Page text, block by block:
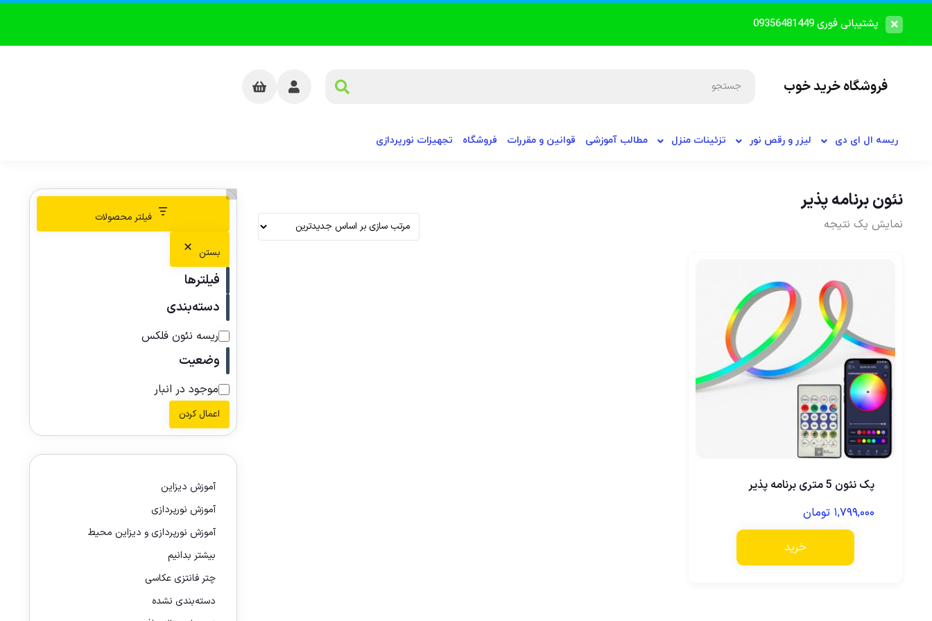
پشتیبانی فوری 09356481449
فروشگاه خرید خوب
ریسه ال ای دی لیزر و رقص نور تزئینات منزل مطالب آموزشی قوانین و مقررات فروشگاه تجهیزات نورپردازی
نئون برنامه پذیر
نمایش یک نتیجه
پک نئون 5 متری برنامه پذیر
۱,۷۹۹,۰۰۰ تومان
خرید
فیلتر محصولات
بستن
فیلترها
دسته‌بندی
ریسه نئون فلکس
وضعیت
موجود در انبار
اعمال کردن
آموزش دیزاین
آموزش نورپردازی
آموزش نورپردازی و دیزاین محیط
بیشتر بدانیم
چتر فانتزی عکاسی
دسته‌بندی نشده